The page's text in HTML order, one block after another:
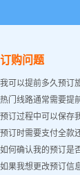
订购问题
我可以提前多久预订
热门线路通常需要提
预订过程中可以保存
吗？
预订时需要支付全款
如何确认我的预订是
如果我想更改预订信